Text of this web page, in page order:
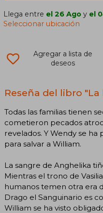
Llega entre el 26 Ago y el
Seleccionar ubicación
Agregar a lista de
deseos
Reseña del libro
Todas las familias tienen
cometieron pecados
revelados. Y Wendy se
para salvar a William.
La sangre de Anghelika
Mientras el trono de
humanos temen otra era
Drago el Sanguinario es
William se ha visto